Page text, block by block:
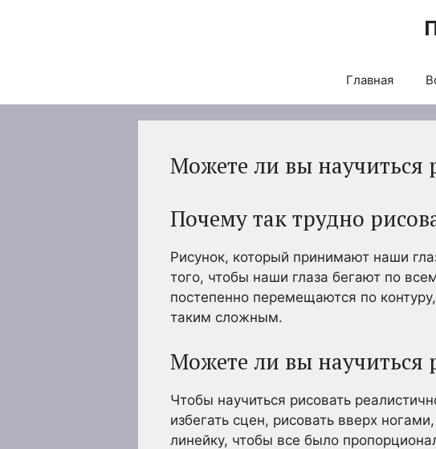
Главная
Можете ли вы научиться
Почему так трудно
Рисунок, который принимают наши
того, чтобы наши глаза бегают по
постепенно перемещаются по
таким сложным.
Можете ли вы научиться
Чтобы научиться рисовать
избегать сцен, рисовать вверх
линейку, чтобы все было